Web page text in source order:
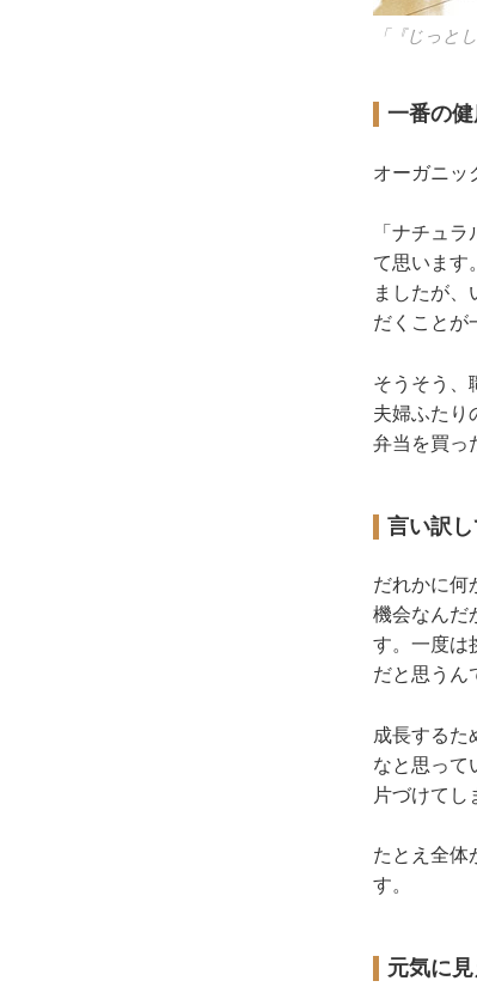
「『じっと
一番の
オーガニッ
「ナチュ
て思います
ましたが、
だくことが
そうそう、
夫婦ふたり
弁当を買っ
言い訳
だれかに何
機会なんだ
す。一度は
だと思うん
成長するた
なと思って
片づけてし
たとえ全体
す。
元気に